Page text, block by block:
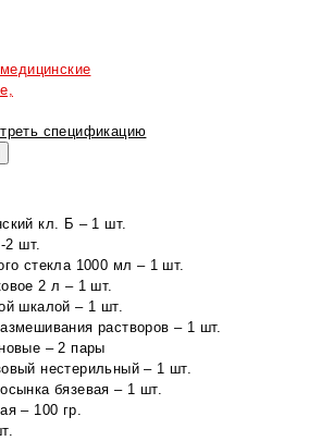
спецификацию
кл. Б – 1 шт.
2 шт.
стекла 1000 мл – 1 шт.
2 л – 1 шт.
шкалой – 1 шт.
растворов – 1 шт.
– 2 пары
нестерильный – 1 шт.
бязевая – 1 шт.
– 100 гр.